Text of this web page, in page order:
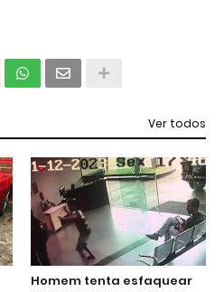
Ver todos
Homem tenta esfaquear